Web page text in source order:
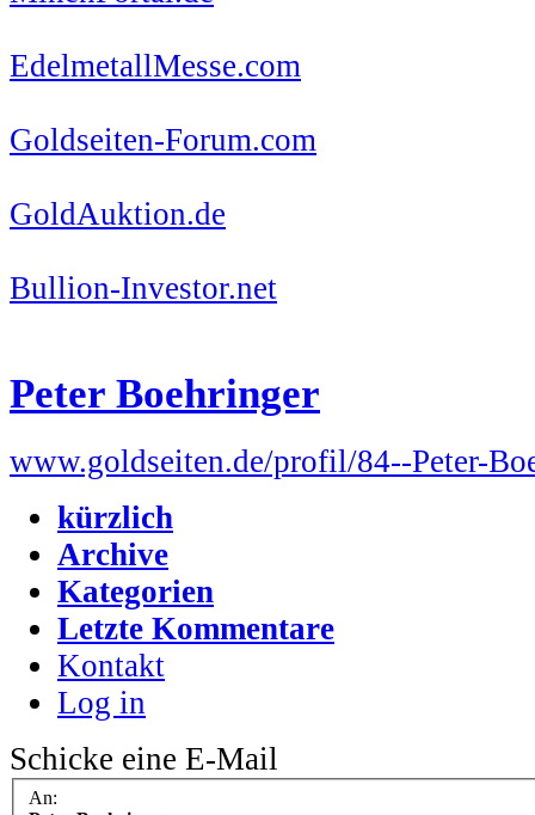
EdelmetallMesse.com
Goldseiten-Forum.com
GoldAuktion.de
Bullion-Investor.net
Peter Boehringer
www.goldseiten.de/profil/84--Peter-
kürzlich
Archive
Kategorien
Letzte Kommentare
Kontakt
Log in
Schicke eine E-Mail
An: